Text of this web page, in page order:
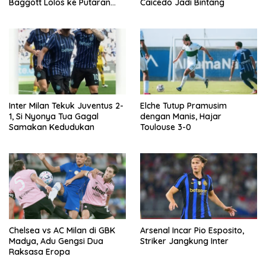
Baggott Lolos ke Putaran
Caicedo Jadi Bintang
Inter Milan Tekuk Juventus 2-
1, Si Nyonya Tua Gagal
Samakan Kedudukan
Elche Tutup Pramusim
dengan Manis, Hajar
Toulouse 3-0
Chelsea vs AC Milan di GBK
Madya, Adu Gengsi Dua
Raksasa Eropa
Arsenal Incar Pio Esposito,
Striker Jangkung Inter